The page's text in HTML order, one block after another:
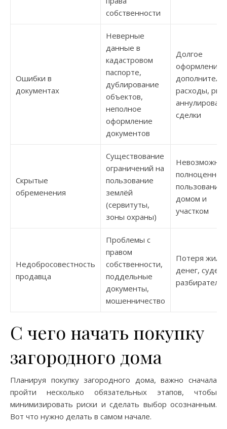
собственности
Ошибки в
документах
Неверные
данные в
кадастровом
паспорте,
дублирование
объектов,
неполное
оформление
документов
Долгое
оформление,
расходы, риск
сделки
Скрытые
обременения
Существование
ограничений на
пользование
землёй
(сервитуты,
зоны охраны)
пользования
домом и
участком
Недобросовестность
продавца
Проблемы с
правом
собственности,
поддельные
документы,
мошенничество
Потеря
денег,
С чего начать покупку
загородного дома
Планируя покупку загородного дома, важно сначала
пройти несколько обязательных этапов, чтобы
минимизировать риски и сделать выбор осознанным.
Вот что нужно делать в самом начале.